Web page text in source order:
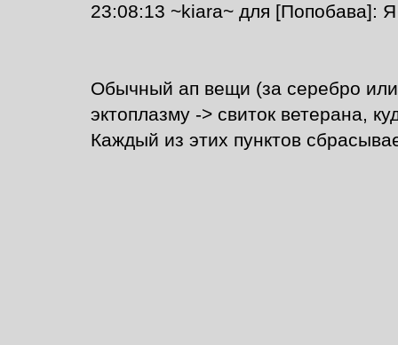
23:08:13 ~kiara~ для [Попобава]:
Обычный ап вещи (за серебро
эктоплазму -> свиток ветерана,
Каждый из этих пунктов